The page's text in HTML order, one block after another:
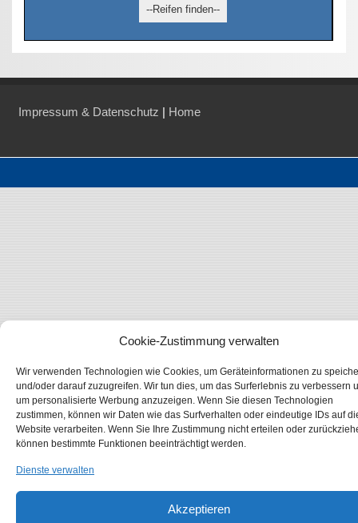
Cookie-Zustimmung verwalten
Wir verwenden Technologien wie Cookies, um Geräteinformationen zu
und/oder darauf zuzugreifen. Wir tun dies, um das Surferlebnis zu verbessern
um personalisierte Werbung anzuzeigen. Wenn Sie diesen Technologien
zustimmen, können wir Daten wie das Surfverhalten oder eindeutige IDs auf
Website verarbeiten. Wenn Sie Ihre Zustimmung nicht erteilen oder
können bestimmte Funktionen beeinträchtigt werden.
Dienste verwalten
Akzeptieren
Impressum & Datenschutz | Home